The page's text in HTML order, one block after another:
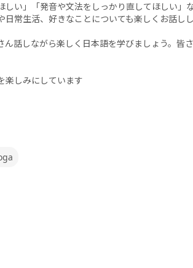
しい」「発音や文法をしっかり直してほしい」
常生活、好きなことについても楽しくお話しし
ん話しながら楽しく日本語を学びましょう。皆
楽しみにしています